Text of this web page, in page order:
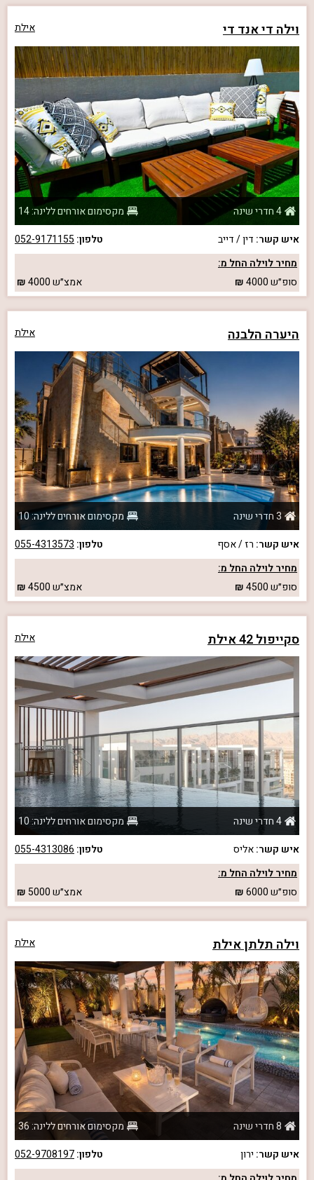
וילה די אנד די אילת
4 חדרי שינה
מקסימום אורחים ללינה: 14
איש קשר: דין / דייב טלפון: 052-9171155
מחיר לוילה החל מ:
סופ״ש4000 אמצ״ש4000
היערה הלבנה אילת
3 חדרי שינה
מקסימום אורחים ללינה: 10
איש קשר: רז / אסף טלפון: 055-4313573
מחיר לוילה החל מ:
סופ״ש4500 אמצ״ש4500
סקייפול 42 אילת אילת
4 חדרי שינה
מקסימום אורחים ללינה: 10
איש קשר:אליס טלפון: 055-4313086
מחיר לוילה החל מ:
סופ״ש6000 אמצ״ש5000
וילה תלתן אילת אילת
8 חדרי שינה
מקסימום אורחים ללינה: 36
איש קשר: ירון טלפון:052-9708197